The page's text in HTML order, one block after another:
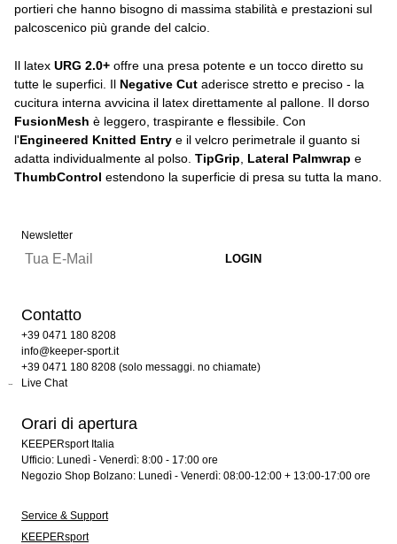
portieri che hanno bisogno di massima stabilità e prestazioni sul
palcoscenico più grande del calcio.
Il latex URG 2.0+ offre una presa potente e un tocco diretto su
tutte le superfici. Il Negative Cut aderisce stretto e preciso - la
cucitura interna avvicina il latex direttamente al pallone. Il dorso
FusionMesh è leggero, traspirante e flessibile. Con
l'Engineered Knitted Entry e il velcro perimetrale il guanto si
adatta individualmente al polso. TipGrip Lateral Palmwrap e
ThumbControl estendono la superficie di presa su tutta la mano.
Newsletter
Contatto
+39 0471 180 8208
info@keeper-sport.it
+39 0471 180 8208 (solo messaggi. no chiamate)
Live Chat
Orari di apertura
KEEPERsport Italia
Ufficio: Lunedì - Venerdì: 8:00 - 17:00 ore
Negozio Shop Bolzano: Lunedì - Venerdì: 08:00-12:00 + 13:00-17:00 ore
Service & Support
KEEPERsport